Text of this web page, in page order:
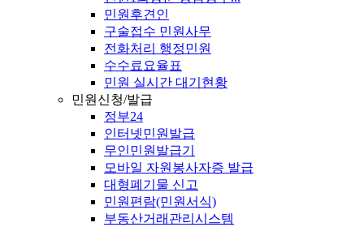
민원후견인
구술접수 민원사무
전화처리 행정민원
수수료요율표
민원 실시간 대기현황
민원신청/발급
정부24
인터넷민원발급
무인민원발급기
모바일 자원봉사자증 발급
대형폐기물 신고
민원편람(민원서식)
부동산거래관리시스템